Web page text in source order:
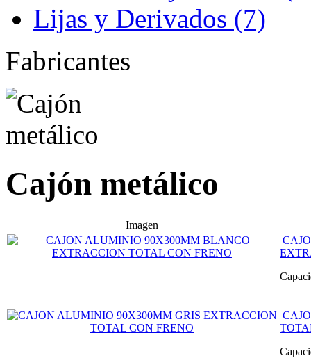
Lijas y Derivados (7)
Fabricantes
Cajón metálico
Imagen